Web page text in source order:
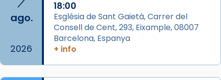
2 weeks ago
Aquest dilluns, 27 de juliol, ha tingut lloc la
missa d’acció de gràcies en agraïment al
comitè organitzador de la visita apostòlica
ago.
2026
18:00
Església de Sant Gaietà, Carrer del
Consell de Cent, 293, Eixample, 08007
Barcelona, Espanya
+ info